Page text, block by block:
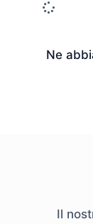
Ne
Il